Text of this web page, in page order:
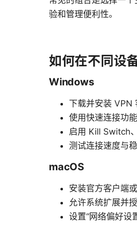
验和管理便利性。
如何在不同设
Windows
下载并安装 VPN
使用快速连接功
启用 Kill Switch
测试连接速度与
macOS
安装官方客户端
允许系统扩展并
设置“网络偏好设